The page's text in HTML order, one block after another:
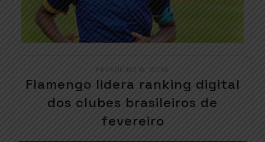
FEVEREIRO 6, 2019
Flamengo lidera ranking digital
dos clubes brasileiros de
fevereiro